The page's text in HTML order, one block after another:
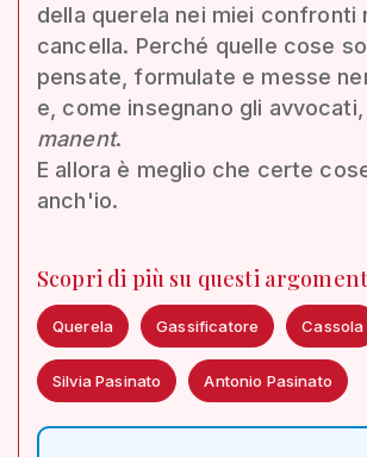
della querela nei miei confronti
cancella. Perché quelle cose
pensate, formulate e messe
e, come insegnano gli avvocati,
manent.
E allora è meglio che certe
anch'io.
Scopri di più su questi
Querela Gassificatore Cassola
Silvia Pasinato Antonio Pasinato